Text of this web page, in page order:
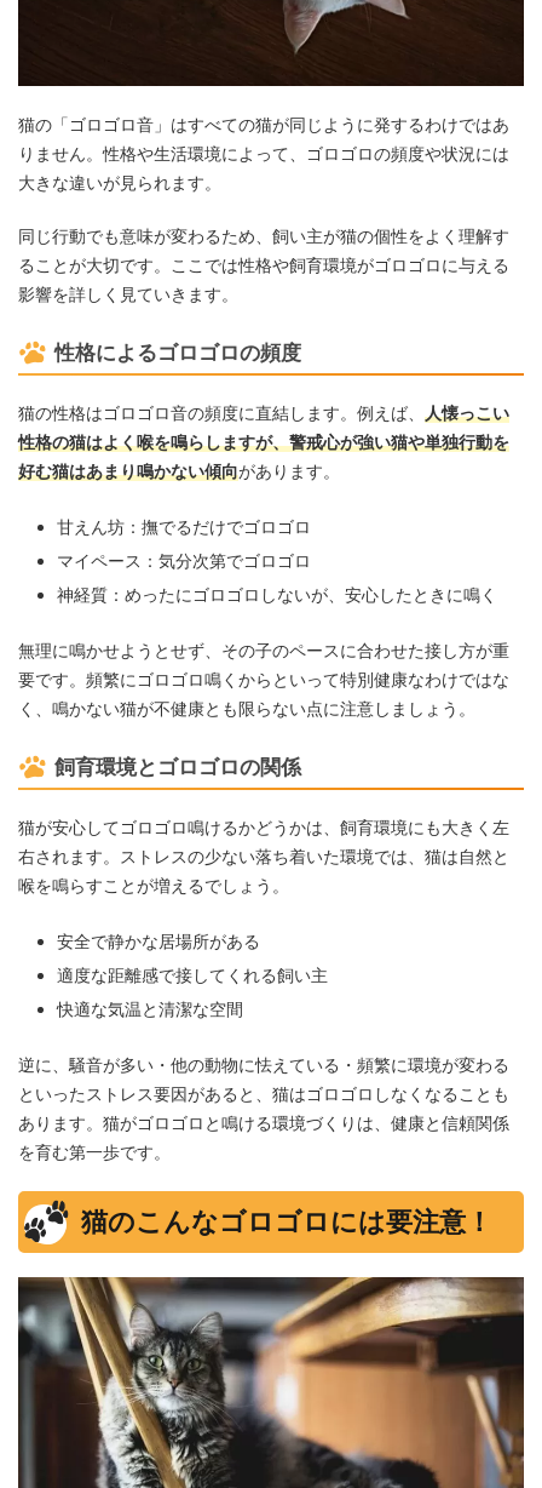
猫の「ゴロゴロ音」はすべての猫が同じように発するわけではあ
りません。性格や生活環境によって、ゴロゴロの頻度や状況には
大きな違いが見られます。
同じ行動でも意味が変わるため、飼い主が猫の個性をよく理解す
ることが大切です。ここでは性格や飼育環境がゴロゴロに与える
影響を詳しく見ていきます。
性格によるゴロゴロの頻度
猫の性格はゴロゴロ音の頻度に直結します。例えば、 人懐っこい
性格の猫はよく喉を鳴らしますが、警戒心が強い猫や単独行動を
好む猫はあまり鳴かない傾向があります。
甘えん坊：撫でるだけでゴロゴロ
マイペース：気分次第でゴロゴロ
神経質：めったにゴロゴロしないが、安心したときに鳴く
無理に鳴かせようとせず、その子のペースに合わせた接し方が重
要です。頻繁にゴロゴロ鳴くからといって特別健康なわけではな
く、鳴かない猫が不健康とも限らない点に注意しましょう。
飼育環境とゴロゴロの関係
猫が安心してゴロゴロ鳴けるかどうかは、飼育環境にも大きく左
右されます。ストレスの少ない落ち着いた環境では、猫は自然と
喉を鳴らすことが増えるでしょう。
安全で静かな居場所がある
適度な距離感で接してくれる飼い主
快適な気温と清潔な空間
逆に、騒音が多い・他の動物に怯えている・頻繁に環境が変わる
といったストレス要因があると、猫はゴロゴロしなくなることも
あります。猫がゴロゴロと鳴ける環境づくりは、健康と信頼関係
を育む第一歩です。
猫のこんなゴロゴロには要注意！